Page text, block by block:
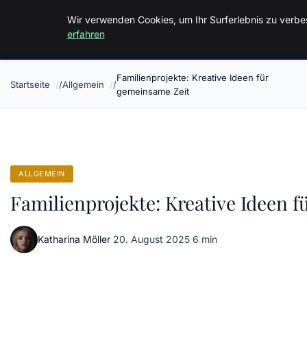
Malzminden
Startseite Allgemein
Familienprojekte: Kreative Ideen für
gemeinsame Zeit
ALLGEMEIN
Familienprojekte: Kreative Ideen
Katharina Möller·20. August 2025·6 min
Wir verwenden Cookies, um Ihr Surferlebnis zu
erfahren